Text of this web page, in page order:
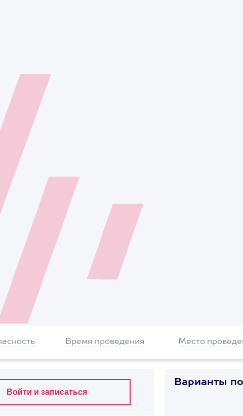
Время проведения Место
Варианты